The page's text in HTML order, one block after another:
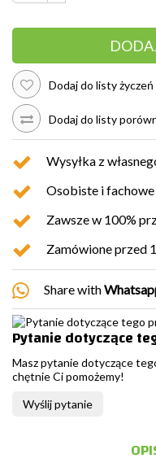
Dodaj do listy życzeń
Dodaj do listy
Wysyłka z
Osobiste i
Zawsze w 100%
Zamówione przed
Share with
Pytanie dotyczące
Masz pytanie dotyczące
chętnie Ci pomożemy!
Wyślij pytanie